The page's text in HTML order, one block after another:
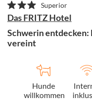
Superior
Das FRITZ Hotel
Schwerin entdecken:
vereint
Hunde
willkommen